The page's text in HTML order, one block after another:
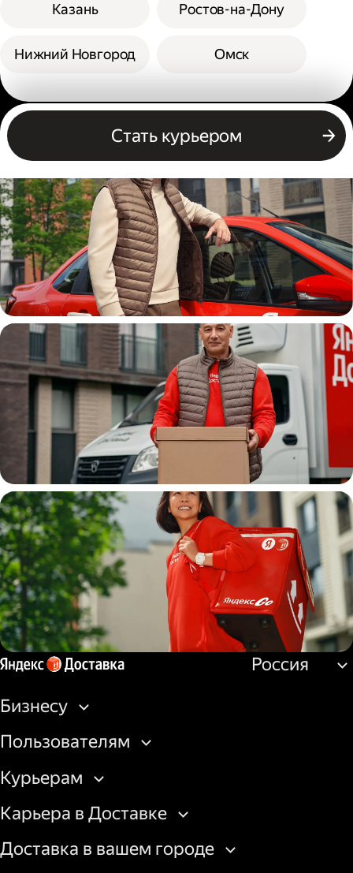
Казань
Нижний Новгород
Ростов-на-Дону
Омск
Стать курьером
Другие профессии
Автокурьер
Водитель
грузовой машины
Пеший курьер
Россия
Бизнесу
Пользователям
Курьерам
Карьера в Доставке
Доставка в вашем городе